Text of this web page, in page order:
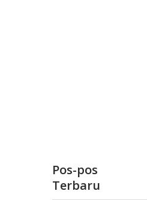
Pos-pos
Terbaru